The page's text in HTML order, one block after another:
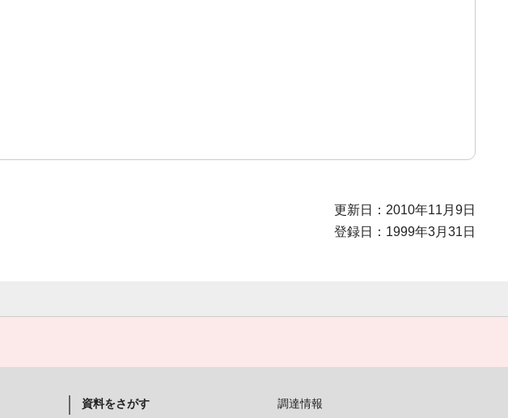
更新日：2010年11月9日
登録日：1999年3月31日
資料をさがす
調達情報